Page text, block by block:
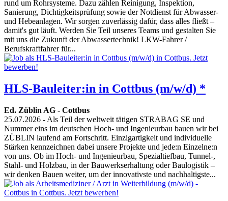
rund um Rohrsysteme. Dazu zählen Reinigung, Inspektion,
Sanierung, Dichtigkeitsprüfung sowie der Notdienst für Abwasser-
und Hebeanlagen. Wir sorgen zuverlässig dafür, dass alles fließt –
damit's gut läuft. Werden Sie Teil unseres Teams und gestalten Sie
mit uns die Zukunft der Abwassertechnik! LKW-Fahrer /
Berufskraftfahrer für...
HLS-Bauleiter:in in Cottbus (m/w/d) *
Ed. Züblin AG - Cottbus
25.07.2026 - Als Teil der weltweit tätigen STRABAG SE und
Nummer eins im deutschen Hoch- und Ingenieurbau bauen wir bei
ZÜBLIN laufend am Fortschritt. Einzigartigkeit und individuelle
Stärken kennzeichnen dabei unsere Projekte und jede:n Einzelne:n
von uns. Ob im Hoch- und Ingenieurbau, Spezialtiefbau, Tunnel-,
Stahl- und Holzbau, in der Bauwerkserhaltung oder Baulogistik –
wir denken Bauen weiter, um der innovativste und nachhaltigste...